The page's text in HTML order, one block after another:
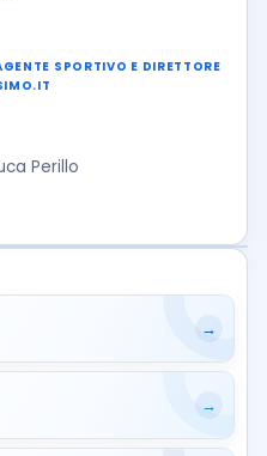
SPORTIVO E DIRETTORE
Perillo
→
→